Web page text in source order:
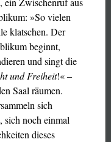
»So vielen
klatschen. Der
beginnt,
und singt die
und Freiheit!« –
Saal räumen.
sich
sich noch einmal
dieses